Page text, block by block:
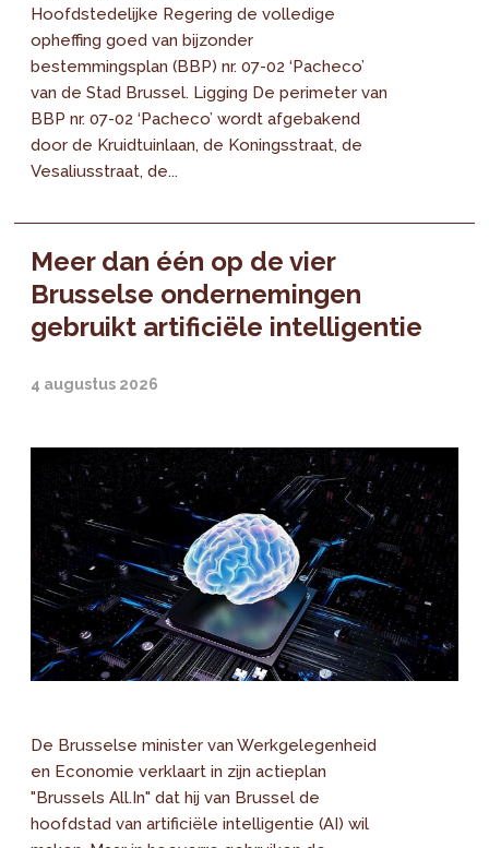
Hoofdstedelijke Regering de volledige
opheffing goed van bijzonder
bestemmingsplan (BBP) nr. 07-02 ‘Pacheco’
van de Stad Brussel. Ligging De perimeter van
BBP nr. 07-02 ‘Pacheco’ wordt afgebakend
door de Kruidtuinlaan, de Koningsstraat, de
Vesaliusstraat, de...
Meer dan één op de vier
Brusselse ondernemingen
gebruikt artificiële intelligentie
4 augustus 2026
De Brusselse minister van Werkgelegenheid
en Economie verklaart in zijn actieplan
"Brussels All.In" dat hij van Brussel de
hoofdstad van artificiële intelligentie (AI) wil